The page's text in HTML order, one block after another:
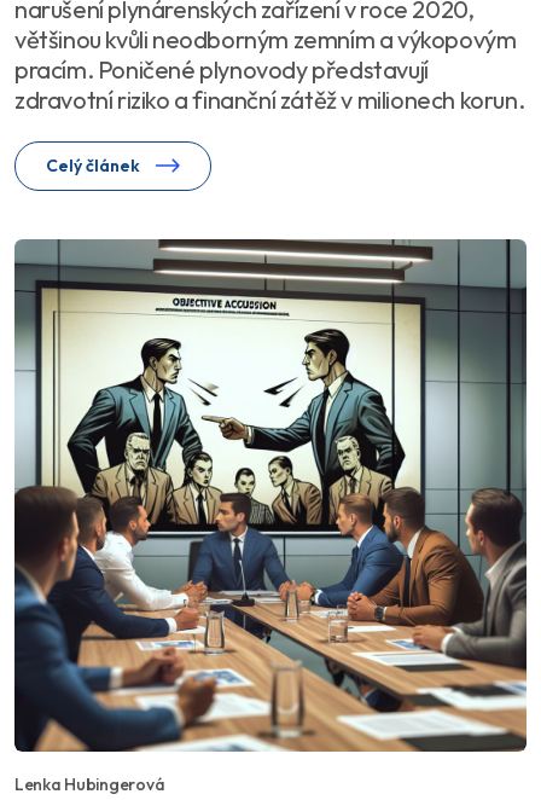
narušení plynárenských zařízení v roce 2020,
většinou kvůli neodborným zemním a výkopovým
pracím. Poničené plynovody představují
zdravotní riziko a finanční zátěž v milionech korun.
Celý článek
Lenka Hubingerová